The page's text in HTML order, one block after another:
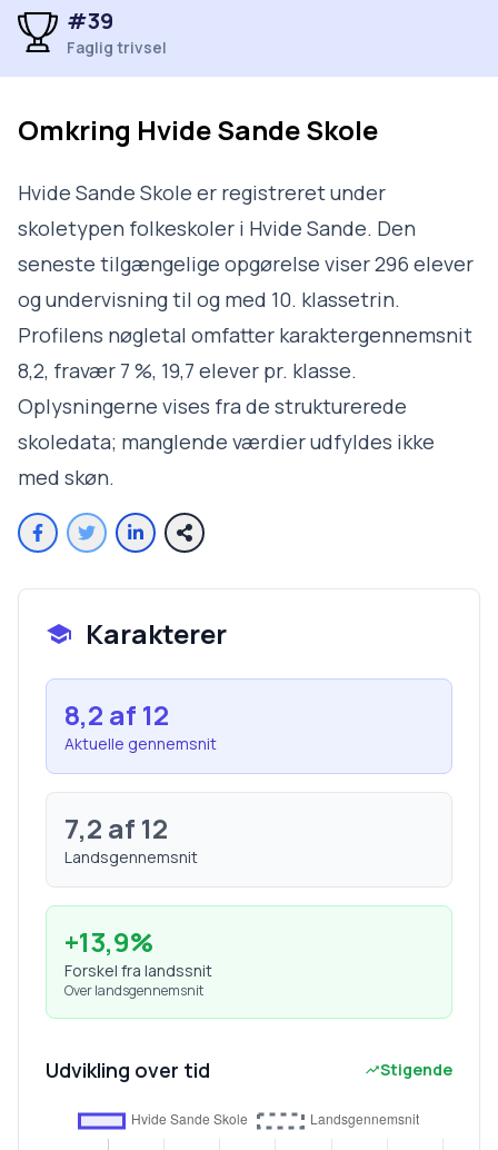
#39
Faglig trivsel
Omkring Hvide Sande Skole
Hvide Sande Skole er registreret under
skoletypen folkeskoler i Hvide Sande. Den
seneste tilgængelige opgørelse viser 296 elever
og undervisning til og med 10. klassetrin.
Profilens nøgletal omfatter karaktergennemsnit
8,2, fravær 7 %, 19,7 elever pr. klasse.
Oplysningerne vises fra de strukturerede
skoledata; manglende værdier udfyldes ikke
med skøn.
Karakterer
8,2 af 12
Aktuelle gennemsnit
7,2 af 12
Landsgennemsnit
+13,9%
Forskel fra landssnit
Over landsgennemsnit
Udvikling over tid Stigende